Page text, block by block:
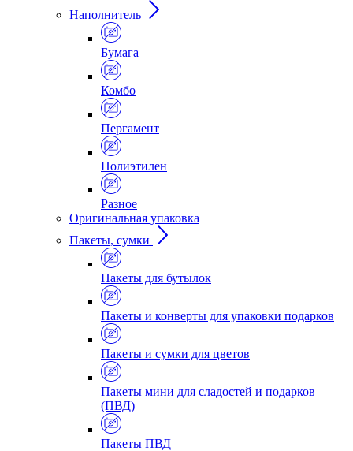
Наполнитель
Бумага
Комбо
Пергамент
Полиэтилен
Разное
Оригинальная упаковка
Пакеты, сумки
Пакеты для бутылок
Пакеты и конверты для упаковки подарков
Пакеты и сумки для цветов
Пакеты мини для сладостей и подарков
(ПВД)
Пакеты ПВД